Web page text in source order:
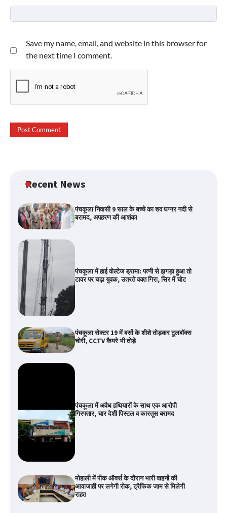
Save my name, email, and website in this browser for
the next time I comment.
Recent News
पंचकूला निवासी 9 साल के बच्चे का शव घग्गर नदी से
बरामद, अपहरण की आशंका
पंचकूला में हाई वोल्टेज ड्रामा: पत्नी से झगड़ा हुआ तो
टावर पर चढ़ा युवक, उतरते वक्त गिरा, सिर में चोट
पंचकूला सेक्टर 19 में बसों के शीशे तोड़कर टूलबॉक्स
चोरी, CCTV कैमरे भी तोड़े
पंचकूला में अवैध हथियारों के साथ एक आरोपी
गिरफ्तार, चार देशी पिस्टल व कारतूस बरामद
मोहाली में पीक ऑवर्स के दौरान भारी वाहनों की
आवाजाही पर लगेगी रोक, ट्रैफिक जाम से मिलेगी
राहत